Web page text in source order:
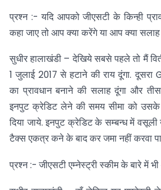
प्रश्न :- यदि आपको जीएसटी के किन्ही
कहा जाए तो आप क्या करेंगे या आप क्या सलाह
सुधीर हालाखंडी – देखिये सबसे पहले तो मैं
1 जुलाई 2017 से हटाने की राय दूंगा.
का प्रावधान बनाने की सलाह दूंगा और
इनपुट क्रेडिट लेने की समय सीमा को उसके
दिया जाये. इनपुट क्रेडिट के सम्बन्ध में
टैक्स एकत्र कने के बाद कर जमा नहीं करवा पा
प्रश्न :- जीएसटी एम्नेस्ट्री स्कीम के बारे में